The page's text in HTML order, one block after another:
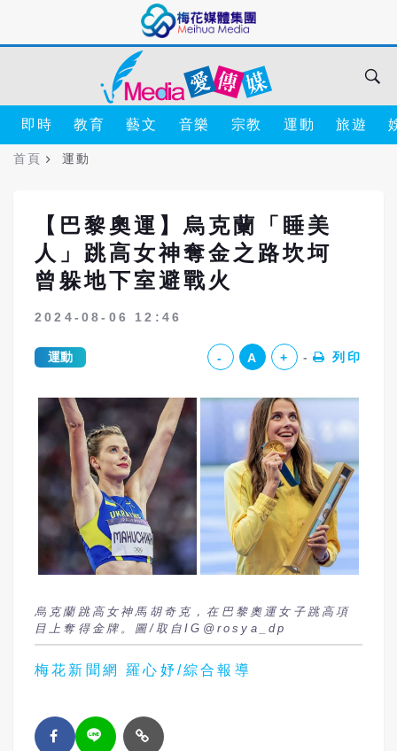
即時 教育 藝文 音樂 宗教 運動 旅遊
首頁 運動
【巴黎奧運】烏克蘭「睡美
人」跳高女神奪金之路坎坷
曾躲地下室避戰火
2024-08-06 12:46
運動 - A + 列印
烏克蘭跳高女神馬胡奇克，在巴黎奧運女子跳高項
目上奪得金牌。圖/取自IG@rosya_dp
梅花新聞網 羅心妤/綜合報導